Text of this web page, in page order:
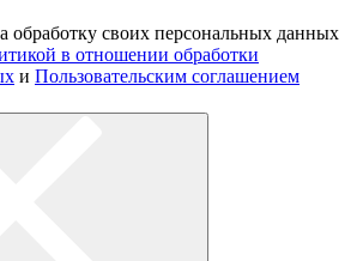
обработку своих персональных данных
в отношении обработки
и Пользовательским соглашением